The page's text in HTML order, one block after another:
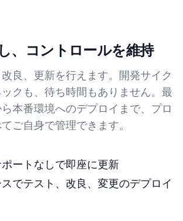
、コントロールを維持
良、更新を行えます。開発サイク
クも、待ち時間もありません。最
本番環境へのデプロイまで、プロ
ご自身で管理できます。
ートなしで即座に更新
でテスト、改良、変更のデプロイ